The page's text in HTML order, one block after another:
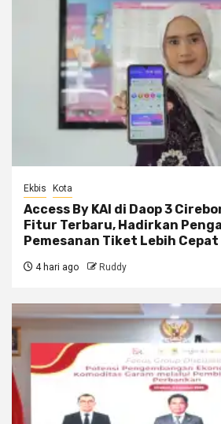
Ekbis Kota
Access By KAI di Daop 3
Fitur Terbaru, Hadirkan
Pemesanan Tiket Lebih
4 hari ago Ruddy